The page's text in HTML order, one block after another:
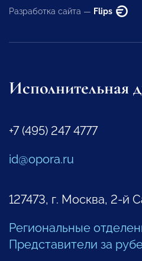
Разработка сайта — Flips
Исполнительная
+7 (495) 247 4777
id@opora.ru
127473, г. Москва, 2-й
Региональные
Представители за